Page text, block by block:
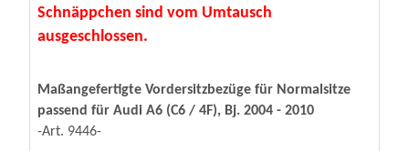
Schnäppchen sind vom Umtausch
ausgeschlossen.
Maßangefertigte Vordersitzbezüge für Normalsitze
passend für Audi A6 (C6 / 4F), Bj. 2004 - 2010
-Art. 9446-